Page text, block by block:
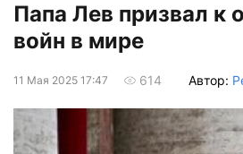
Папа Лев призвал к
войн в мире
11 Мая 2025 17:47 614 Автор: